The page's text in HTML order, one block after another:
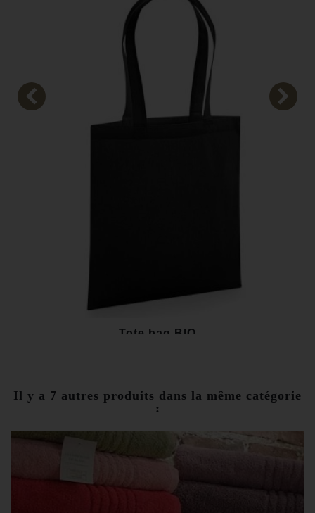
Tote bag BIO
Il y a 7 autres produits dans la même catégorie
: